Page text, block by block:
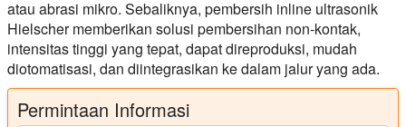
atau abrasi mikro. Sebaliknya, pembersih inline ultrasonik
Hielscher memberikan solusi pembersihan non-kontak,
intensitas tinggi yang tepat, dapat direproduksi, mudah
diotomatisasi, dan diintegrasikan ke dalam jalur yang ada.
Permintaan Informasi